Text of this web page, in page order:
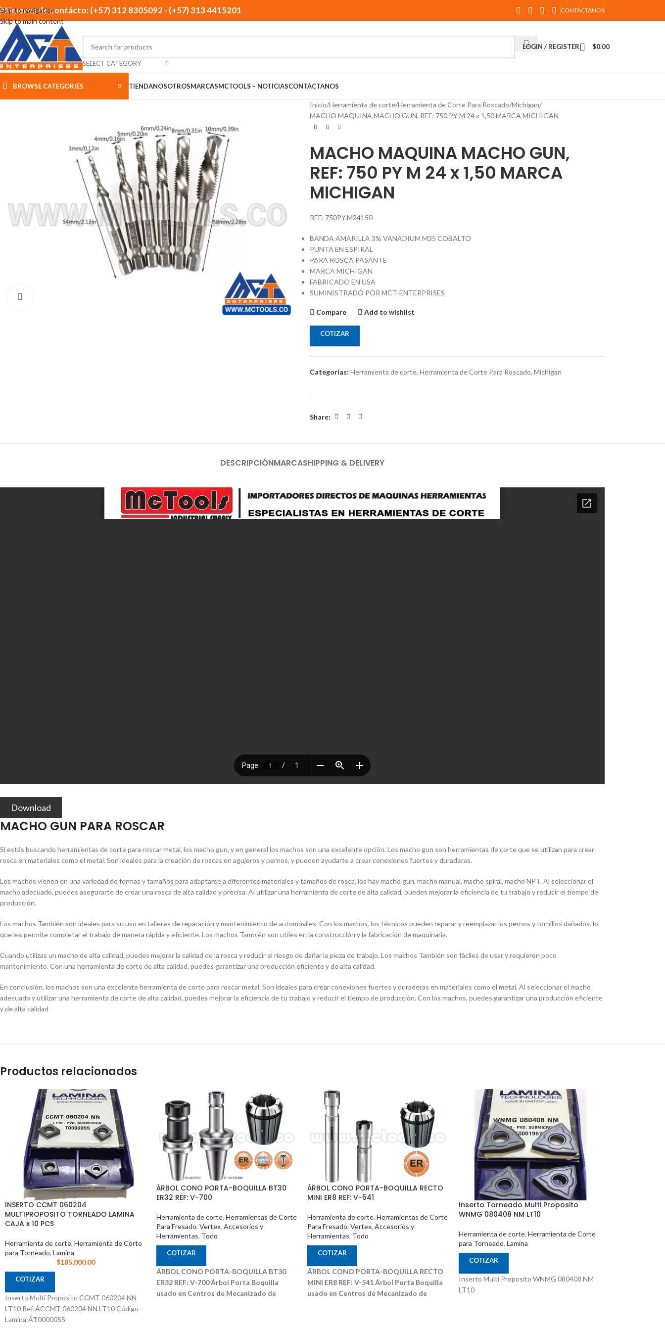
Skip to navigation
Skip to main content
Números de contácto: (+57) 312 8305092 - (+57) 313 4415201 CONTÁCTANOS
SELECT CATEGORY
LOGIN / REGISTER $0.00
BROWSE CATEGORIES TIENDANOSOTROSMARCASMCTOOLS – NOTICIASCONTÁCTANOS
Inicio Herramienta de corte Herramienta de Corte Para Roscado Michigan
MACHO MAQUINA MACHO GUN, REF: 750 PY M 24 x 1,50 MARCA MICHIGAN
MACHO MAQUINA MACHO GUN,
REF: 750 PY M 24 x 1,50 MARCA
MICHIGAN
REF: 750PY.M24150
BANDA AMARILLA 3% VANADIUM M35 COBALTO
PUNTA EN ESPIRAL
PARA ROSCA PASANTE
MARCA MICHIGAN
FABRICADO EN USA
SUMINISTRADO POR MCT-ENTERPRISES
Compare Add to wishlist
COTIZAR
Categorías: Herramienta de corte, Herramienta de Corte Para Roscado, Michigan
Share:
DESCRIPCIÓNMARCASHIPPING & DELIVERY
Download
MACHO GUN PARA ROSCAR
Si estás buscando herramientas de corte para roscar metal, los macho gun, y en general los machos son una excelente opción. Los macho gun son herramientas de corte que se utilizan para crear
rosca en materiales como el metal. Son ideales para la creación de roscas en agujeros y pernos, y pueden ayudarte a crear conexiones fuertes y duraderas.
Los machos vienen en una variedad de formas y tamaños para adaptarse a diferentes materiales y tamaños de rosca, los hay macho gun, macho manual, macho spiral, macho NPT. Al seleccionar el
macho adecuado, puedes asegurarte de crear una rosca de alta calidad y precisa. Al utilizar una herramienta de corte de alta calidad, puedes mejorar la eficiencia de tu trabajo y reducir el tiempo de
producción.
Los machos También son ideales para su uso en talleres de reparación y mantenimiento de automóviles. Con los machos, los técnicos pueden reparar y reemplazar los pernos y tornillos dañados, lo
que les permite completar el trabajo de manera rápida y eficiente. Los machos También son utiles en la construcción y la fabricación de maquinaria.
Cuando utilizas un macho de alta calidad, puedes mejorar la calidad de la rosca y reducir el riesgo de dañar la pieza de trabajo. Los machos También son fáciles de usar y requieren poco
mantenimiento. Con una herramienta de corte de alta calidad, puedes garantizar una producción eficiente y de alta calidad.
En conclusión, los machos son una excelente herramienta de corte para roscar metal. Son ideales para crear conexiones fuertes y duraderas en materiales como el metal. Al seleccionar el macho
adecuado y utilizar una herramienta de corte de alta calidad, puedes mejorar la eficiencia de tu trabajo y reducir el tiempo de producción. Con los machos, puedes garantizar una producción eficiente
y de alta calidad
Productos relacionados
INSERTO CCMT 060204
MULTIPROPOSITO TORNEADO LAMINA
CAJA x 10 PCS
Herramienta de corte, Herramienta de Corte
para Torneado, Lamina
$185,000.00
COTIZAR
Inserto Multi Proposito CCMT 060204 NN
LT10 Ref:ÁCCMT 060204 NN LT10 Código
Lamina:ÁT0000055
ÁRBOL CONO PORTA-BOQUILLA BT30
ER32 REF: V-700
Herramienta de corte, Herramientas de Corte
Para Fresado, Vertex, Accesorios y
Herramientas, Todo
COTIZAR
ÁRBOL CONO PORTA-BOQUILLA BT30
ER32 REF: V-700 Árbol Porta Boquilla
usado en Centros de Mecanizado de
ÁRBOL CONO PORTA-BOQUILLA RECTO
MINI ER8 REF: V-541
Herramienta de corte, Herramientas de Corte
Para Fresado, Vertex, Accesorios y
Herramientas, Todo
COTIZAR
ÁRBOL CONO PORTA-BOQUILLA RECTO
MINI ER8 REF: V-541Árbol Porta Boquilla
usado en Centros de Mecanizado de
Inserto Torneado Multi Proposito
WNMG 080408 NM LT10
Herramienta de corte, Herramienta de Corte
para Torneado, Lamina
COTIZAR
Inserto Multi Proposito WNMG 080408 NM
LT10